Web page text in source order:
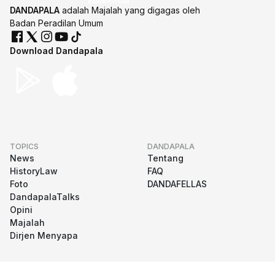
DANDAPALA adalah Majalah yang digagas oleh
Badan Peradilan Umum
Download Dandapala
TOPICS
News
HistoryLaw
Foto
DandapalaTalks
Opini
Majalah
Dirjen Menyapa
DANDAPALA
Tentang
FAQ
DANDAFELLAS